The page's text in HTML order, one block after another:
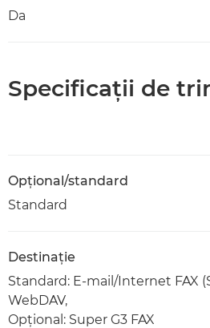
Da
Specificaţii de
Opţional/standard
Standard
Destinaţie
Standard: E-mail/Internet FAX
WebDAV,
Opţional: Super G3 FAX